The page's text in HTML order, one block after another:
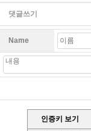
댓글쓰기
Name
인증키 보기